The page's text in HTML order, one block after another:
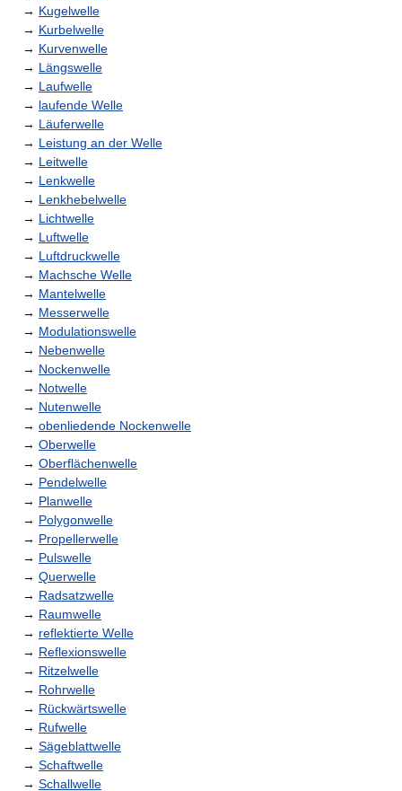
→ Kugelwelle
→ Kurbelwelle
→ Kurvenwelle
→ Längswelle
→ Laufwelle
→ laufende Welle
→ Läuferwelle
→ Leistung an der Welle
→ Leitwelle
→ Lenkwelle
→ Lenkhebelwelle
→ Lichtwelle
→ Luftwelle
→ Luftdruckwelle
→ Machsche Welle
→ Mantelwelle
→ Messerwelle
→ Modulationswelle
→ Nebenwelle
→ Nockenwelle
→ Notwelle
→ Nutenwelle
→ obenliedende Nockenwelle
→ Oberwelle
→ Oberflächenwelle
→ Pendelwelle
→ Planwelle
→ Polygonwelle
→ Propellerwelle
→ Pulswelle
→ Querwelle
→ Radsatzwelle
→ Raumwelle
→ reflektierte Welle
→ Reflexionswelle
→ Ritzelwelle
→ Rohrwelle
→ Rückwärtswelle
→ Rufwelle
→ Sägeblattwelle
→ Schaftwelle
→ Schallwelle